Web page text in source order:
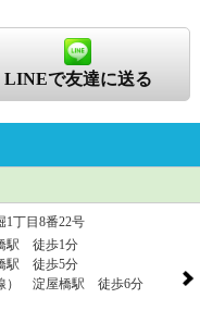
LINEで友達に送る
1丁目8番22号
駅 徒歩1分
駅 徒歩5分
） 淀屋橋駅 徒歩6分